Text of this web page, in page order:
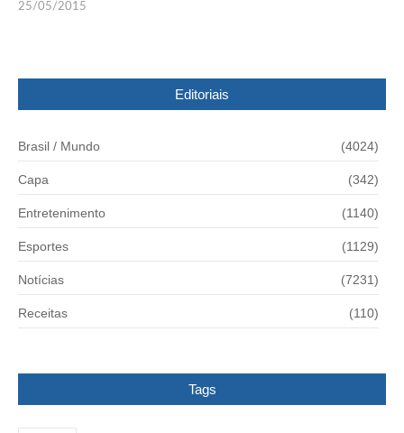
25/05/2015
Editoriais
Brasil / Mundo (4024)
Capa (342)
Entretenimento (1140)
Esportes (1129)
Notícias (7231)
Receitas (110)
Tags